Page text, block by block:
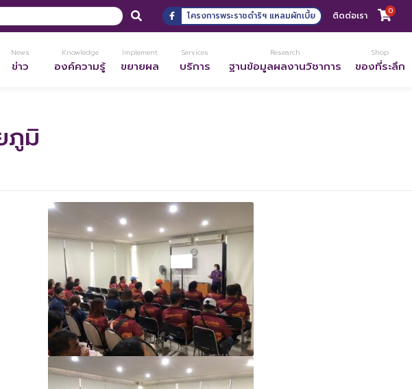
โครงการพระราชดำริฯ แหลมผักเบี้ย ติดต่อเรา 0
News
ข่าว
Knowledge
องค์ความรู้
Implement
ขยายผล
Services
บริการ
Research
ฐานข้อมูลผลงานวิชาการ
Shop
ของที่ระลึก
ภูมิ